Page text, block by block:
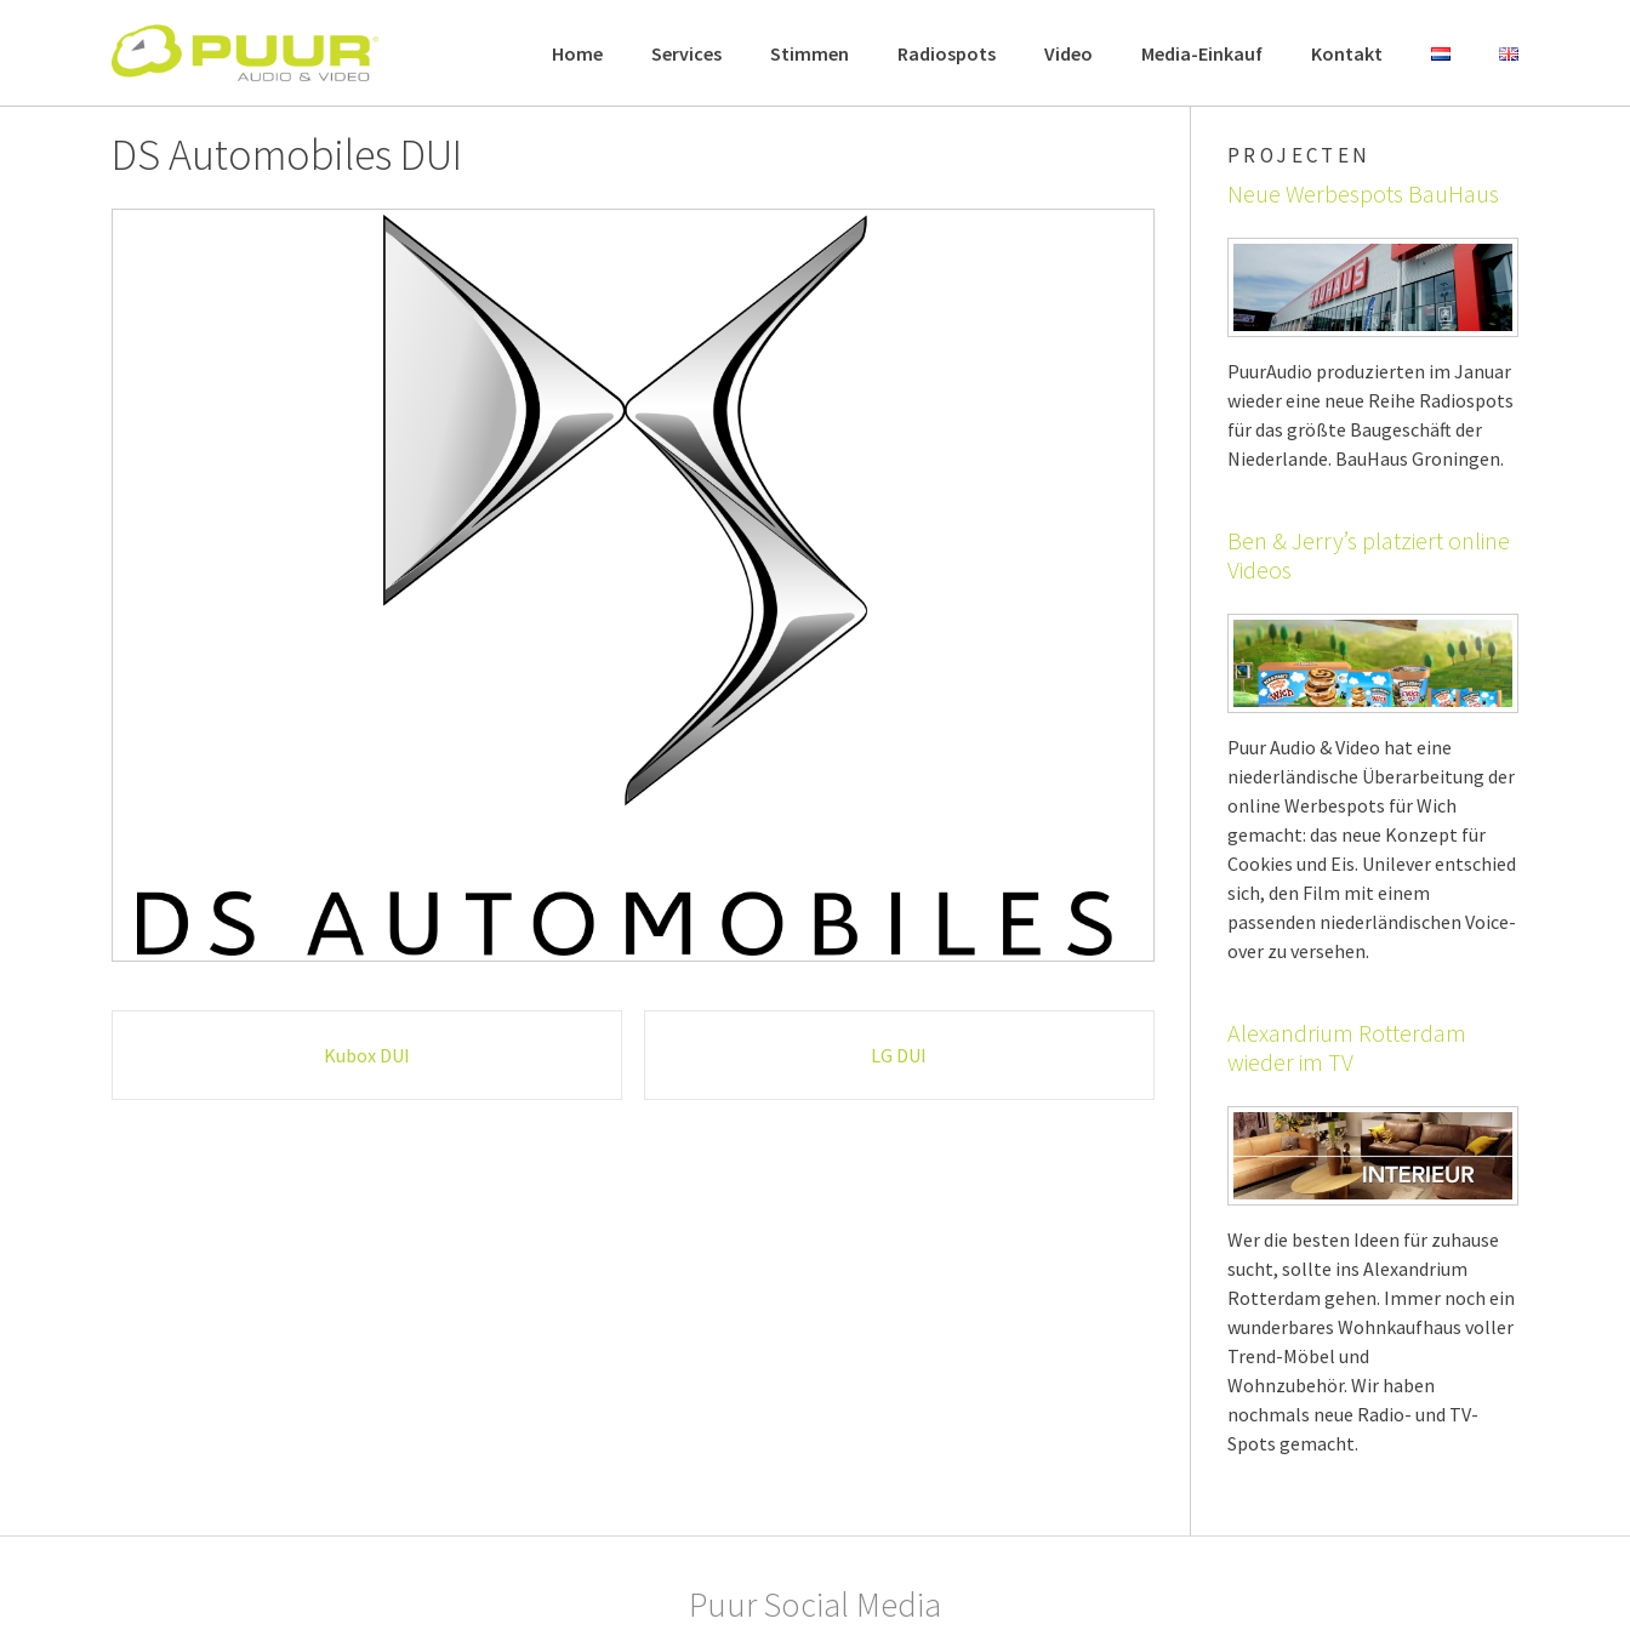
Home Services Stimmen Radiospots Video Media-Einkauf Kontakt
DS Automobiles DUI
Kubox DUI LG DUI
PROJECTEN
Neue Werbespots BauHaus
PuurAudio produzierten im Januar
wieder eine neue Reihe Radiospots
für das größte Baugeschäft der
Niederlande. BauHaus Groningen.
Ben & Jerry’s platziert online
Videos
Puur Audio & Video hat eine
niederländische Überarbeitung der
online Werbespots für Wich
gemacht: das neue Konzept für
Cookies und Eis. Unilever entschied
sich, den Film mit einem
passenden niederländischen Voice-
over zu versehen.
Alexandrium Rotterdam
wieder im TV
Wer die besten Ideen für zuhause
sucht, sollte ins Alexandrium
Rotterdam gehen. Immer noch ein
wunderbares Wohnkaufhaus voller
Trend-Möbel und
Wohnzubehör. Wir haben
nochmals neue Radio- und TV-
Spots gemacht.
Puur Social Media